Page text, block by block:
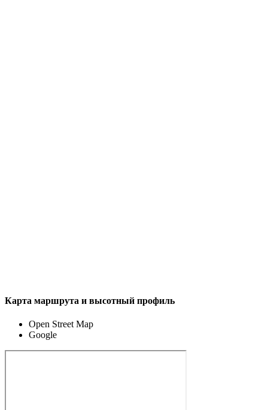
Карта маршрута и высотный профиль
Open Street Map
Google